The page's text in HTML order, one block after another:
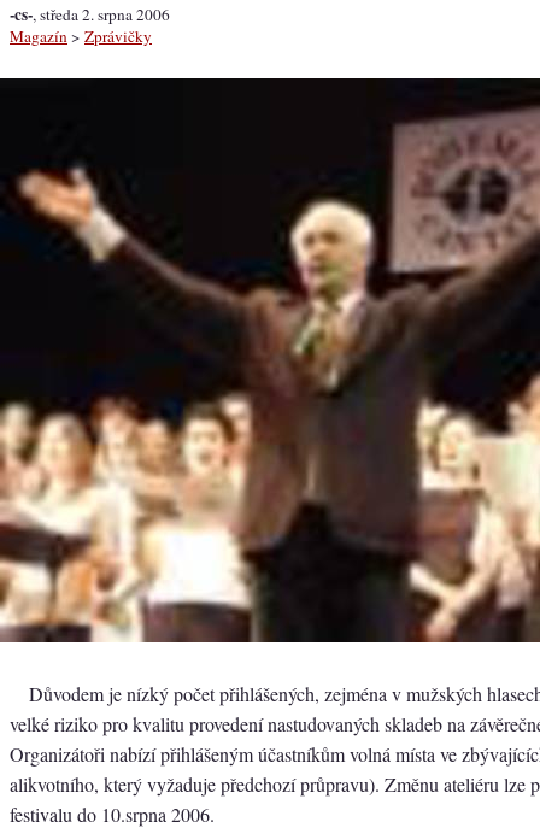
-cs-, středa 2. srpna 2006
Magazín > Zprávičky
Důvodem je nízký počet přihlášených, zejména v mužských
velké riziko pro kvalitu provedení nastudovaných skladeb na
Organizátoři nabízí přihlášeným účastníkům volná místa ve
alikvotního, který vyžaduje předchozí průpravu). Změnu ateliéru lze
festivalu do 10.srpna 2006.